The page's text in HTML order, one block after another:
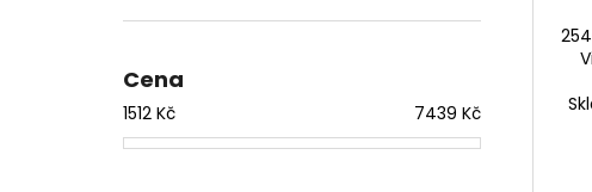
Cena
1512 Kč 7439 Kč